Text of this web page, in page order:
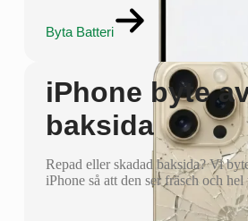
Byta Batteri
iPhone byte
baksida
Repad eller skadad baksida? Vi
iPhone så att den ser fräsch och hel